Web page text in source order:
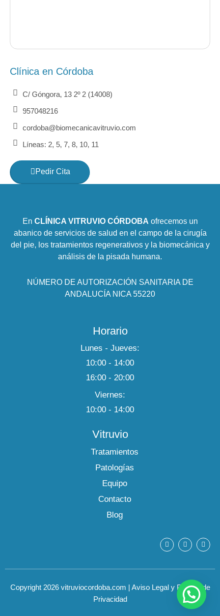
Clínica en Córdoba
C/ Góngora, 13 2º 2 (14008)
957048216
cordoba@biomecanicavitruvio.com
Líneas: 2, 5, 7, 8, 10, 11
Pedir Cita
En CLÍNICA VITRUVIO CÓRDOBA ofrecemos un
abanico de servicios de salud en el campo de la cirugía
del pie, los tratamientos regenerativos y la biomecánica y
análisis de la pisada humana.
NÚMERO DE AUTORIZACIÓN SANITARIA DE
ANDALUCÍA NICA 55220
Horario
Lunes - Jueves:
10:00 - 14:00
16:00 - 20:00
Viernes:
10:00 - 14:00
Vitruvio
Tratamientos
Patologías
Equipo
Contacto
Blog
F
a
c
b
k
Y
o
u
u
e
I
n
s
a
a
m
Copyright 2026 vitruviocordoba.com
Aviso Legal y Política de
Privacidad